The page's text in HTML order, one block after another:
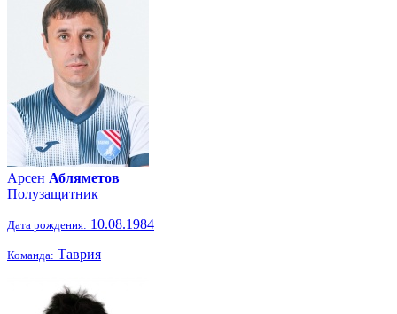
Арсен Абляметов
Полузащитник
Дата рождения: 10.08.1984
Команда: Таврия